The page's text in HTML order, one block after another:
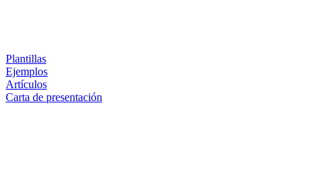
Plantillas
Ejemplos
Artículos
Carta de presentación